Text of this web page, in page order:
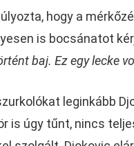
hogy a
is bocsánatot
baj. Ez egy lecke
leginkább
is úgy tűnt, nincs